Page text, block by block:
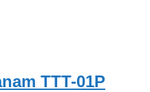
TTT-01P